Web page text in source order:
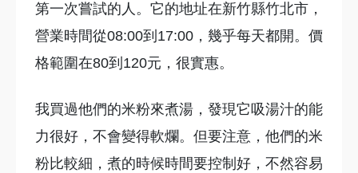
第一次嘗試的人。它的地址在新竹縣竹北市，
營業時間從08:00到17:00，幾乎每天都開。價
格範圍在80到120元，很實惠。
我買過他們的米粉來煮湯，發現它吸湯汁的能
力很好，不會變得軟爛。但要注意，他們的米
粉比較細，煮的時候時間要控制好，不然容易